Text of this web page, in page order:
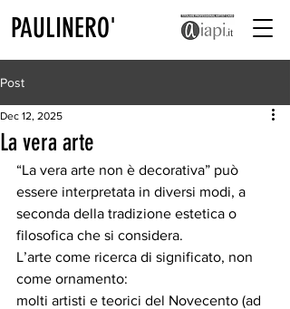
PAULINERO'
Post
La vera arte
Dec 12, 2025
“La vera arte non è decorativa” può
essere interpretata in diversi modi, a
seconda della tradizione estetica o
filosofica che si considera.
⁠L’arte come ricerca di significato, non
come ornamento:
molti artisti e teorici del Novecento (ad